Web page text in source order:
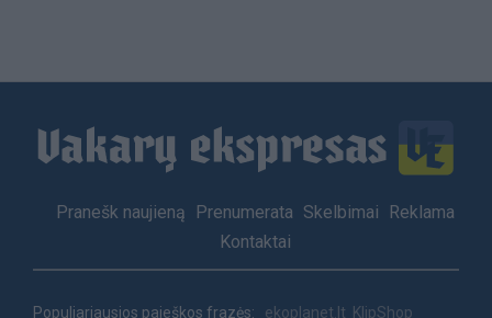
Footer
Pranešk naujieną Prenumerata Skelbimai
Reklama
Kontaktai
Populiariausios paieškos frazės: ekoplanet.lt KlipShop